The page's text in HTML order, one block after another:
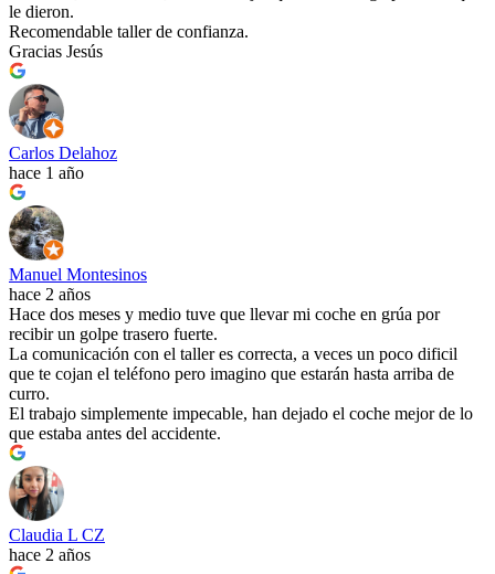
le dieron.
Recomendable taller de confianza.
Gracias Jesús
Carlos Delahoz
hace 1 año
Manuel Montesinos
hace 2 años
Hace dos meses y medio tuve que llevar mi coche en grúa por
recibir un golpe trasero fuerte.
La comunicación con el taller es correcta, a veces un poco dificil
que te cojan el teléfono pero imagino que estarán hasta arriba de
curro.
El trabajo simplemente impecable, han dejado el coche mejor de lo
que estaba antes del accidente.
Claudia L CZ
hace 2 años